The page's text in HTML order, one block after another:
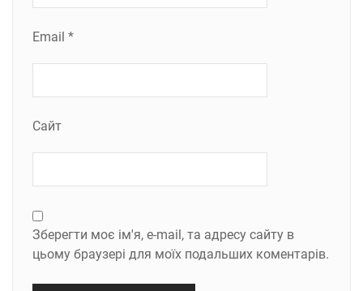
Email *
Сайт
Зберегти моє ім'я, e-mail, та адресу сайту в
цьому браузері для моїх подальших коментарів.